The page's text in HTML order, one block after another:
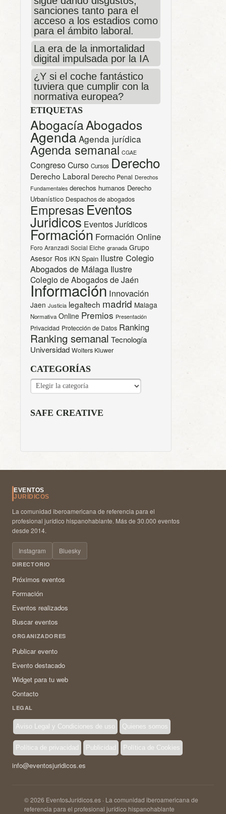
sanciones tanto para el
acceso a los estadios como
para el ámbito laboral.
La era de la inmortalidad
digital impulsada por la IA
¿Y si el coche fantástico
tuviera que cumplir con la
normativa europea?
ETIQUETAS
AbogacíaAbogados
Agenda Agenda jurídica
Agenda semanal CGAE
CongresoCurso Cursos Derecho
Derecho Laboral Derecho Penal Derechos
Fundamentales derechos humanos Derecho
Urbanístico Despachos de abogados
Empresas Eventos
Juridicos Eventos Jurídicos
Formación Formación Online
Foro Aranzadi Social Elche granada Grupo
Asesor Ros iKN Spain Ilustre Colegio
Abogados de Málaga Ilustre
Colegio de Abogados de Jaén
Información Innovación
Jaen Justicia legaltech madrid Malaga
Normativa Online Premios Presentación
Privacidad Protección de Datos Ranking
Ranking semanal Tecnología
Universidad Wolters Kluwer
CATEGORÍAS
CATEGORÍAS
SAFE CREATIVE
EVENTOS
JURÍDICOS
La comunidad iberoamericana de referencia para el
profesional jurídico hispanohablante. Más de 30.000 eventos
desde 2014.
Instagram Bluesky
DIRECTORIO
Próximos eventos
Formación
Eventos realizados
Buscar eventos
ORGANIZADORES
Publicar evento
Evento destacado
Widget para tu web
Contacto
LEGAL
Aviso Legal y Condiciones de uso Quienes somos
Política de privacidad Publicidad Política de Cookies
info@eventosjuridicos.es
© 2026 EventosJurídicos.es · La comunidad iberoamericana de
referencia para el profesional jurídico hispanohablante